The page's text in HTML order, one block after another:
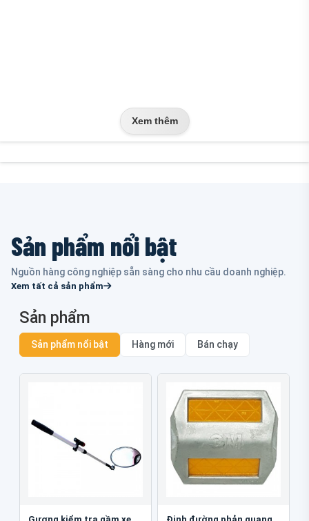
Xem thêm
Sản phẩm nổi bật
Nguồn hàng công nghiệp sẵn sàng cho nhu cầu doanh nghiệp.
Xem tất cả sản phẩm
Sản phẩm
Sản phẩm nổi bật Hàng mới Bán chạy